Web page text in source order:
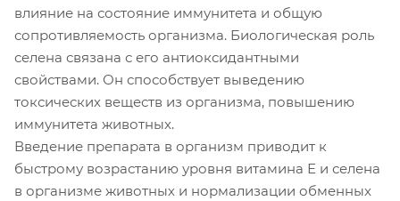
влияние на состояние иммунитета и общую
сопротивляемость организма. Биологическая роль
селена связана с его антиоксидантными
свойствами. Он способствует выведению
токсических веществ из организма, повышению
иммунитета животных.
Введение препарата в организм приводит к
быстрому возрастанию уровня витамина Е и селена
в организме животных и нормализации обменных